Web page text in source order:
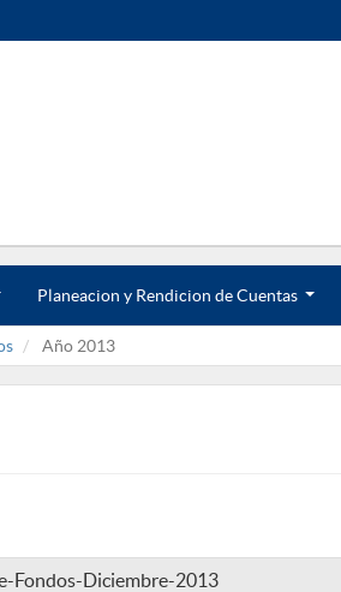
Planeacion y Rendicion de Cuentas
.
Año 2013
Fondos-Diciembre-2013